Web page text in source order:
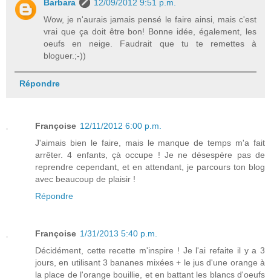
Barbara
12/09/2012 9:51 p.m.
Wow, je n'aurais jamais pensé le faire ainsi, mais c'est
vrai que ça doit être bon! Bonne idée, également, les
oeufs en neige. Faudrait que tu te remettes à
bloguer.;-))
Répondre
Françoise 12/11/2012 6:00 p.m.
J'aimais bien le faire, mais le manque de temps m'a fait
arrêter. 4 enfants, çà occupe ! Je ne désespère pas de
reprendre cependant, et en attendant, je parcours ton blog
avec beaucoup de plaisir !
Répondre
Françoise 1/31/2013 5:40 p.m.
Décidément, cette recette m'inspire ! Je l'ai refaite il y a 3
jours, en utilisant 3 bananes mixées + le jus d'une orange à
la place de l'orange bouillie, et en battant les blancs d'oeufs